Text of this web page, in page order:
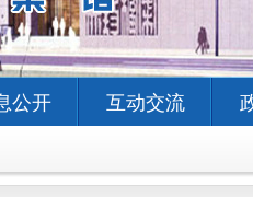
公开 互动交流